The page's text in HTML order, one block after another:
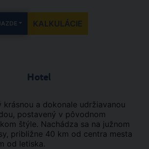
KALKULÁCIE
Hotel
krásnou a dokonale udržiavanou
postavený v pôvodnom
štýle. Nachádza sa na južnom
približne 40 km od centra mesta
od letiska.